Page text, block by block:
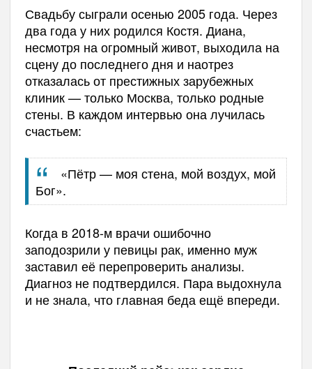
Свадьбу сыграли осенью 2005 года. Через
два года у них родился Костя. Диана,
несмотря на огромный живот, выходила на
сцену до последнего дня и наотрез
отказалась от престижных зарубежных
клиник — только Москва, только родные
стены. В каждом интервью она лучилась
счастьем:
«Пётр — моя стена, мой воздух, мой
Бог».
Когда в 2018-м врачи ошибочно
заподозрили у певицы рак, именно муж
заставил её перепроверить анализы.
Диагноз не подтвердился. Пара выдохнула
и не знала, что главная беда ещё впереди.